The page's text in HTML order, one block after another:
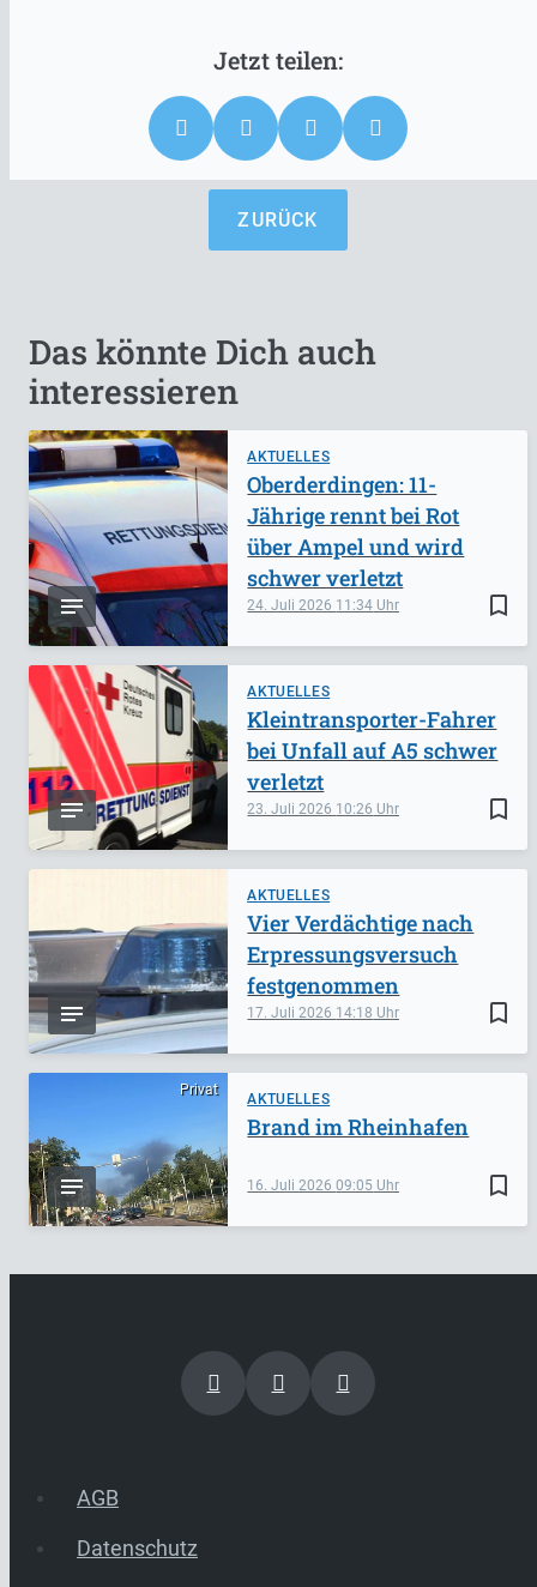
ZURÜCK
Das könnte Dich auch
interessieren
AKTUELLES
bookmark_border
24. Juli 2026 11:34
Oberderdingen: 11-
Jährige rennt bei Rot
über Ampel und wird
schwer verletzt
AKTUELLES
bookmark_border
23. Juli 2026 10:26
Kleintransporter-Fahrer
bei Unfall auf A5 schwer
verletzt
AKTUELLES
bookmark_border
17. Juli 2026 14:18
Vier Verdächtige nach
Erpressungsversuch
festgenommen
Privat
AKTUELLES
bookmark_border
16. Juli 202609:05
Brand im Rheinhafen
AGB
Datenschutz